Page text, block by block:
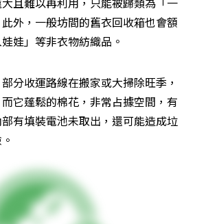
外，一般坊間的舊衣回收箱也會額
娃」等非衣物紡織品。
分收運路線在搬家或大掃除旺季，
它蓬鬆的棉花，非常占據空間，有
有填裝電池未取出，還可能造成垃